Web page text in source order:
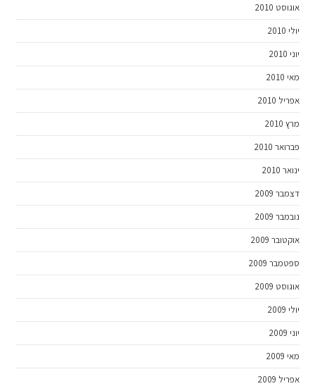
אוגוסט 2010
יולי 2010
יוני 2010
מאי 2010
אפריל 2010
מרץ 2010
פברואר 2010
ינואר 2010
דצמבר 2009
נובמבר 2009
אוקטובר 2009
ספטמבר 2009
אוגוסט 2009
יולי 2009
יוני 2009
מאי 2009
אפריל 2009